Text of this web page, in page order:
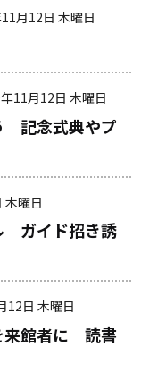
月12日 木曜日
11月12日 木曜日
記念式典やプ
木曜日
ガイド招き誘
12日 木曜日
来館者に 読書